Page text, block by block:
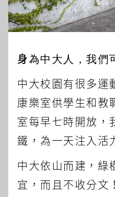
身為中大人，我們
中大校園有很多運
康樂室供學生和教
室每早七時開放，
鐵，為一天注入活
中大依山而建，綠
宜，而且不收分文